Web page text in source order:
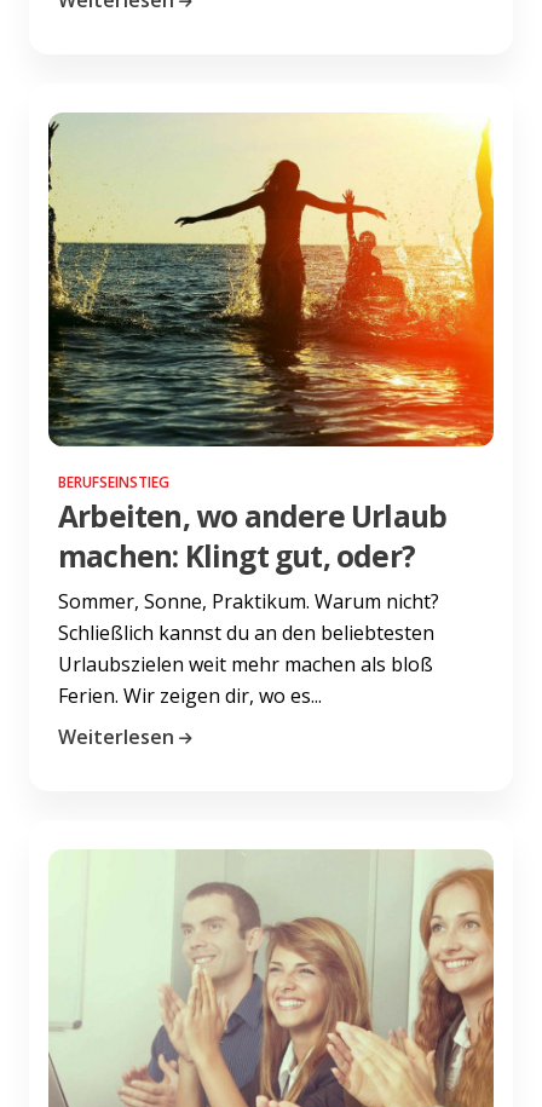
BERUFSEINSTIEG
Arbeiten, wo andere Urlaub
machen: Klingt gut, oder?
Sommer, Sonne, Praktikum. Warum nicht?
Schließlich kannst du an den beliebtesten
Urlaubszielen weit mehr machen als bloß
Ferien. Wir zeigen dir, wo es...
Weiterlesen